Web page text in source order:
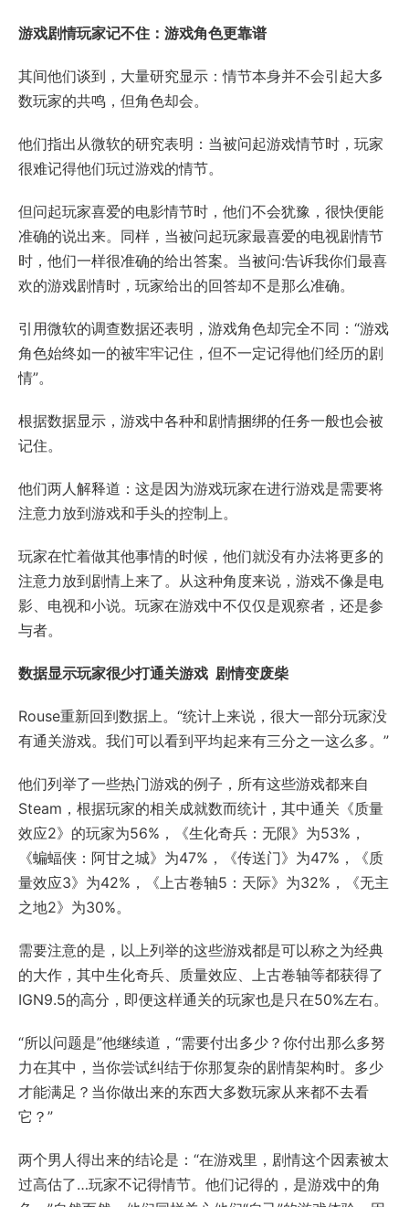
游戏剧情玩家记不住：游戏角色更靠谱
其间他们谈到，大量研究显示：情节本身并不会引起大多
数玩家的共鸣，但角色却会。
他们指出从微软的研究表明：当被问起游戏情节时，玩家
很难记得他们玩过游戏的情节。
但问起玩家喜爱的电影情节时，他们不会犹豫，很快便能
准确的说出来。同样，当被问起玩家最喜爱的电视剧情节
时，他们一样很准确的给出答案。当被问:告诉我你们最喜
欢的游戏剧情时，玩家给出的回答却不是那么准确。
引用微软的调查数据还表明，游戏角色却完全不同：“游戏
角色始终如一的被牢牢记住，但不一定记得他们经历的剧
情”。
根据数据显示，游戏中各种和剧情捆绑的任务一般也会被
记住。
他们两人解释道：这是因为游戏玩家在进行游戏是需要将
注意力放到游戏和手头的控制上。
玩家在忙着做其他事情的时候，他们就没有办法将更多的
注意力放到剧情上来了。从这种角度来说，游戏不像是电
影、电视和小说。玩家在游戏中不仅仅是观察者，还是参
与者。
数据显示玩家很少打通关游戏 剧情变废柴
Rouse重新回到数据上。“统计上来说，很大一部分玩家没
有通关游戏。我们可以看到平均起来有三分之一这么多。”
他们列举了一些热门游戏的例子，所有这些游戏都来自
Steam，根据玩家的相关成就数而统计，其中通关《质量
效应2》的玩家为56%，《生化奇兵：无限》为53%，
《蝙蝠侠：阿甘之城》为47%，《传送门》为47%，《质
量效应3》为42%，《上古卷轴5：天际》为32%，《无主
之地2》为30%。
需要注意的是，以上列举的这些游戏都是可以称之为经典
的大作，其中生化奇兵、质量效应、上古卷轴等都获得了
IGN9.5的高分，即便这样通关的玩家也是只在50%左右。
“所以问题是”他继续道，“需要付出多少？你付出那么多努
力在其中，当你尝试纠结于你那复杂的剧情架构时。多少
才能满足？当你做出来的东西大多数玩家从来都不去看
它？”
两个男人得出来的结论是：“在游戏里，剧情这个因素被太
过高估了…玩家不记得情节。他们记得的，是游戏中的角